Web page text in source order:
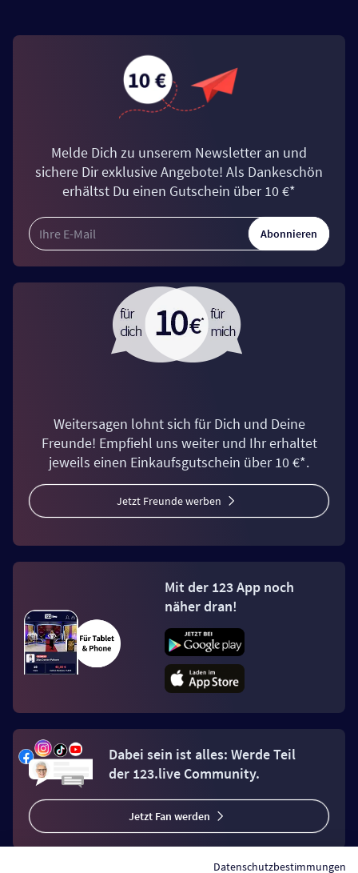
Melde Dich zu unserem Newsletter an und
sichere Dir exklusive Angebote! Als Dankeschön
erhältst Du einen Gutschein über 10 €*
Abonnieren
Weitersagen lohnt sich für Dich und Deine
Freunde! Empfiehl uns weiter und Ihr erhaltet
jeweils einen Einkaufsgutschein über 10 €*.
Jetzt Freunde werben
Mit der 123 App noch
näher dran!
Dabei sein ist alles: Werde Teil
der 123.live Community.
Jetzt Fan werden
Datenschutzbestimmungen